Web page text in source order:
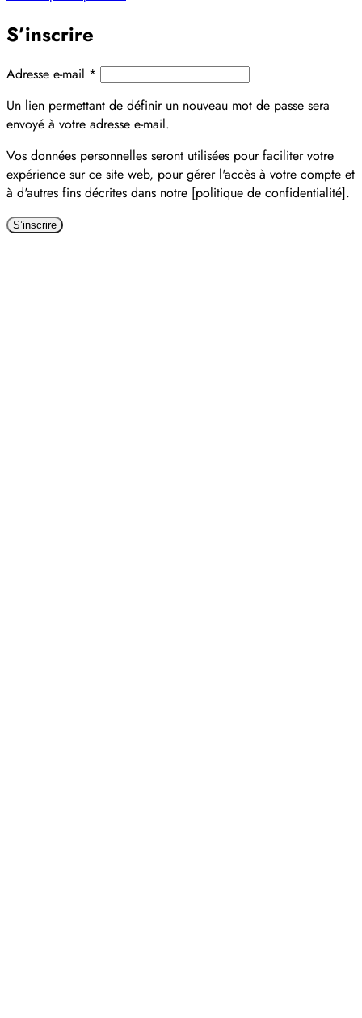
S’inscrire
Adresse e-mail * Obligatoire
Un lien permettant de définir un nouveau mot de passe sera
envoyé à votre adresse e-mail.
Vos données personnelles seront utilisées pour faciliter votre
expérience sur ce site web, pour gérer l'accès à votre compte et
à d'autres fins décrites dans notre [politique de confidentialité].
S’inscrire